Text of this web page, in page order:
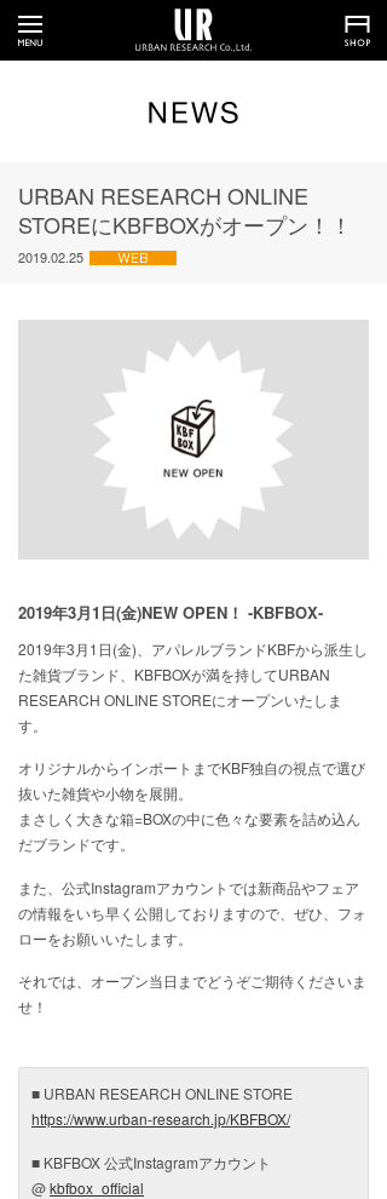
URBAN RESEARCH ONLINE
STOREにKBFBOXがオープン！！
2019.02.25
2019年3月1日(金)NEW OPEN！ -KBFBOX-
2019年3月1日(金)、アパレルブランドKBFから派生し
た雑貨ブランド、KBFBOXが満を持してURBAN
RESEARCH ONLINE STOREにオープンいたしま
す。
オリジナルからインポートまでKBF独自の視点で選び
抜いた雑貨や小物を展開。
まさしく大きな箱=BOXの中に色々な要素を詰め込ん
だブランドです。
また、公式Instagramアカウントでは新商品やフェア
の情報をいち早く公開しておりますので、ぜひ、フォ
ローをお願いいたします。
それでは、オープン当日までどうぞご期待くださいま
せ！
■ URBAN RESEARCH ONLINE STORE
https://www.urban-research.jp/KBFBOX/
■ KBFBOX 公式Instagramアカウント
@kbfbox_official